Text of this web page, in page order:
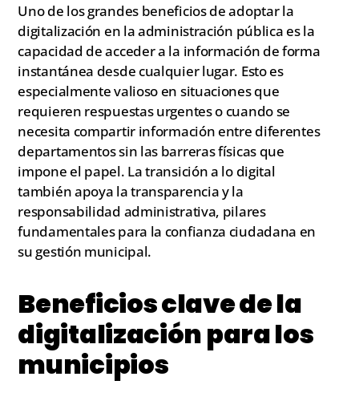
Uno de los grandes beneficios de adoptar la
digitalización en la administración pública es la
capacidad de acceder a la información de forma
instantánea desde cualquier lugar. Esto es
especialmente valioso en situaciones que
requieren respuestas urgentes o cuando se
necesita compartir información entre diferentes
departamentos sin las barreras físicas que
impone el papel. La transición a lo digital
también apoya la transparencia y la
responsabilidad administrativa, pilares
fundamentales para la confianza ciudadana en
su gestión municipal.
Beneficios clave de la
digitalización para los
municipios